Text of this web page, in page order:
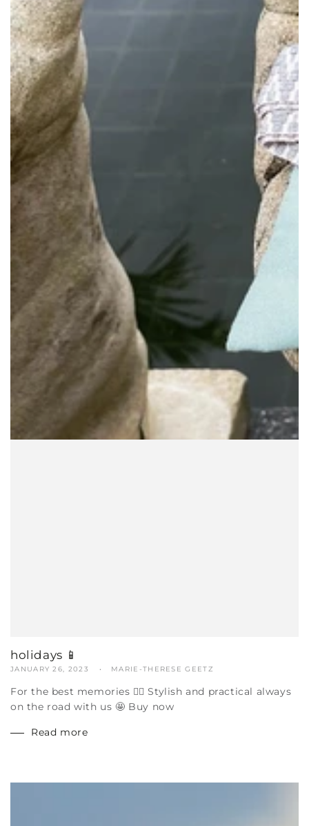
holidays 📱
JANUARY 26, 2023 MARIE-THERESE GEETZ
For the best memories ✌🏼 Stylish and practical always
on the road with us 🤩 Buy now
Read more